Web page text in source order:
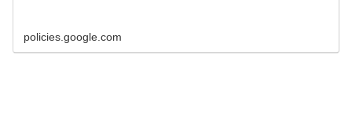
policies.google.com